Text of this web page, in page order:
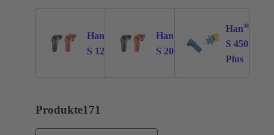
Han
S 120
57
Han®
S 200
69
Han®
S 450
Plus
Produkte171